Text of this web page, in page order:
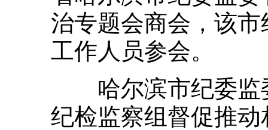
治专题会商会，该
工作人员参会。
哈尔滨市纪委监
纪检监察组督促推